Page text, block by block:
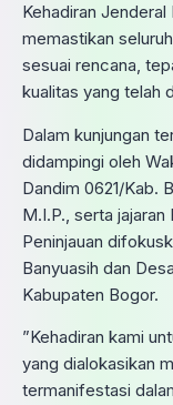
​Kehadiran
memastikan
sesuai rencana,
kualitas yang telah
​Dalam kunjungan
didampingi oleh
Dandim 0621/Kab.
M.I.P., serta
Peninjauan
Banyuasih dan
Kabupaten Bogor.
​”Kehadiran kami
yang dialokasikan
termanifestasi